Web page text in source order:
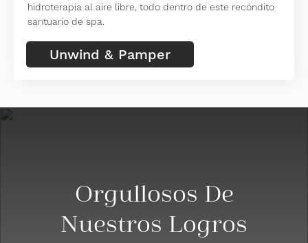
hidroterapia al aire libre, todo dentro de este recóndito
santuario de spa.
Unwind & Pamper
Orgullosos De
Nuestros Logros